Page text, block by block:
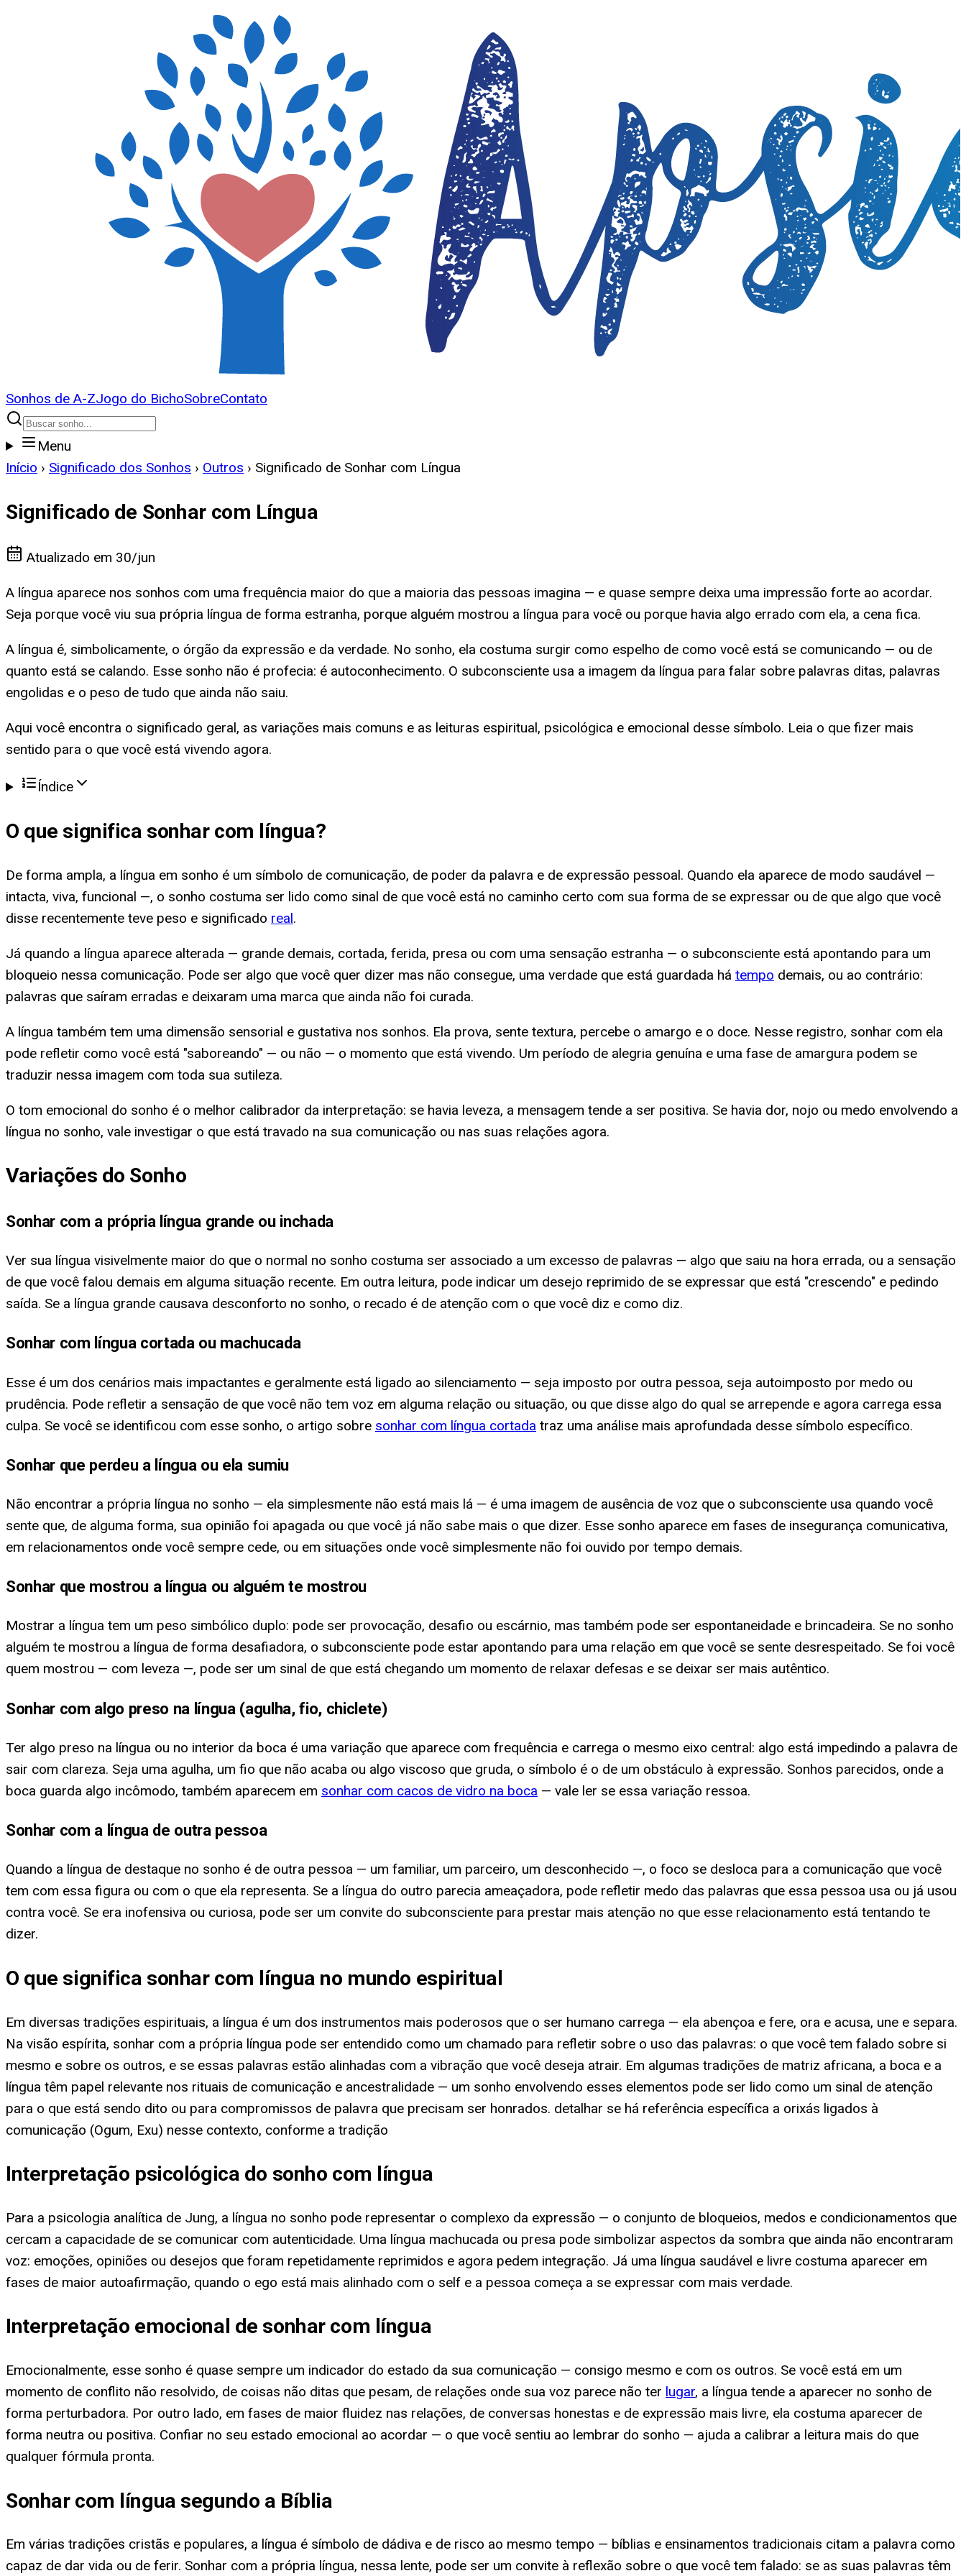
Sonhos de A-ZJogo do BichoSobreContato
Menu
Início › Significado dos Sonhos › Outros › Significado de Sonhar com Língua
Significado de Sonhar com Língua
Atualizado em 30/jun
A língua aparece nos sonhos com uma frequência maior do que a maioria das pessoas imagina — e quase sempre deixa uma impressão forte ao acordar.
Seja porque você viu sua própria língua de forma estranha, porque alguém mostrou a língua para você ou porque havia algo errado com ela, a cena fica.
A língua é, simbolicamente, o órgão da expressão e da verdade. No sonho, ela costuma surgir como espelho de como você está se comunicando — ou de
quanto está se calando. Esse sonho não é profecia: é autoconhecimento. O subconsciente usa a imagem da língua para falar sobre palavras ditas, palavras
engolidas e o peso de tudo que ainda não saiu.
Aqui você encontra o significado geral, as variações mais comuns e as leituras espiritual, psicológica e emocional desse símbolo. Leia o que fizer mais
sentido para o que você está vivendo agora.
Índice
O que significa sonhar com língua?
De forma ampla, a língua em sonho é um símbolo de comunicação, de poder da palavra e de expressão pessoal. Quando ela aparece de modo saudável —
intacta, viva, funcional —, o sonho costuma ser lido como sinal de que você está no caminho certo com sua forma de se expressar ou de que algo que você
disse recentemente teve peso e significado real.
Já quando a língua aparece alterada — grande demais, cortada, ferida, presa ou com uma sensação estranha — o subconsciente está apontando para um
bloqueio nessa comunicação. Pode ser algo que você quer dizer mas não consegue, uma verdade que está guardada há tempo demais, ou ao contrário:
palavras que saíram erradas e deixaram uma marca que ainda não foi curada.
A língua também tem uma dimensão sensorial e gustativa nos sonhos. Ela prova, sente textura, percebe o amargo e o doce. Nesse registro, sonhar com ela
pode refletir como você está "saboreando" — ou não — o momento que está vivendo. Um período de alegria genuína e uma fase de amargura podem se
traduzir nessa imagem com toda sua sutileza.
O tom emocional do sonho é o melhor calibrador da interpretação: se havia leveza, a mensagem tende a ser positiva. Se havia dor, nojo ou medo envolvendo a
língua no sonho, vale investigar o que está travado na sua comunicação ou nas suas relações agora.
Variações do Sonho
Sonhar com a própria língua grande ou inchada
Ver sua língua visivelmente maior do que o normal no sonho costuma ser associado a um excesso de palavras — algo que saiu na hora errada, ou a sensação
de que você falou demais em alguma situação recente. Em outra leitura, pode indicar um desejo reprimido de se expressar que está "crescendo" e pedindo
saída. Se a língua grande causava desconforto no sonho, o recado é de atenção com o que você diz e como diz.
Sonhar com língua cortada ou machucada
Esse é um dos cenários mais impactantes e geralmente está ligado ao silenciamento — seja imposto por outra pessoa, seja autoimposto por medo ou
prudência. Pode refletir a sensação de que você não tem voz em alguma relação ou situação, ou que disse algo do qual se arrepende e agora carrega essa
culpa. Se você se identificou com esse sonho, o artigo sobre sonhar com língua cortada traz uma análise mais aprofundada desse símbolo específico.
Sonhar que perdeu a língua ou ela sumiu
Não encontrar a própria língua no sonho — ela simplesmente não está mais lá — é uma imagem de ausência de voz que o subconsciente usa quando você
sente que, de alguma forma, sua opinião foi apagada ou que você já não sabe mais o que dizer. Esse sonho aparece em fases de insegurança comunicativa,
em relacionamentos onde você sempre cede, ou em situações onde você simplesmente não foi ouvido por tempo demais.
Sonhar que mostrou a língua ou alguém te mostrou
Mostrar a língua tem um peso simbólico duplo: pode ser provocação, desafio ou escárnio, mas também pode ser espontaneidade e brincadeira. Se no sonho
alguém te mostrou a língua de forma desafiadora, o subconsciente pode estar apontando para uma relação em que você se sente desrespeitado. Se foi você
quem mostrou — com leveza —, pode ser um sinal de que está chegando um momento de relaxar defesas e se deixar ser mais autêntico.
Sonhar com algo preso na língua (agulha, fio, chiclete)
Ter algo preso na língua ou no interior da boca é uma variação que aparece com frequência e carrega o mesmo eixo central: algo está impedindo a palavra de
sair com clareza. Seja uma agulha, um fio que não acaba ou algo viscoso que gruda, o símbolo é o de um obstáculo à expressão. Sonhos parecidos, onde a
boca guarda algo incômodo, também aparecem em sonhar com cacos de vidro na boca — vale ler se essa variação ressoa.
Sonhar com a língua de outra pessoa
Quando a língua de destaque no sonho é de outra pessoa — um familiar, um parceiro, um desconhecido —, o foco se desloca para a comunicação que você
tem com essa figura ou com o que ela representa. Se a língua do outro parecia ameaçadora, pode refletir medo das palavras que essa pessoa usa ou já usou
contra você. Se era inofensiva ou curiosa, pode ser um convite do subconsciente para prestar mais atenção no que esse relacionamento está tentando te
dizer.
O que significa sonhar com língua no mundo espiritual
Em diversas tradições espirituais, a língua é um dos instrumentos mais poderosos que o ser humano carrega — ela abençoa e fere, ora e acusa, une e separa.
Na visão espírita, sonhar com a própria língua pode ser entendido como um chamado para refletir sobre o uso das palavras: o que você tem falado sobre si
mesmo e sobre os outros, e se essas palavras estão alinhadas com a vibração que você deseja atrair. Em algumas tradições de matriz africana, a boca e a
língua têm papel relevante nos rituais de comunicação e ancestralidade — um sonho envolvendo esses elementos pode ser lido como um sinal de atenção
para o que está sendo dito ou para compromissos de palavra que precisam ser honrados. detalhar se há referência específica a orixás ligados à
comunicação (Ogum, Exu) nesse contexto, conforme a tradição
Interpretação psicológica do sonho com língua
Para a psicologia analítica de Jung, a língua no sonho pode representar o complexo da expressão — o conjunto de bloqueios, medos e condicionamentos que
cercam a capacidade de se comunicar com autenticidade. Uma língua machucada ou presa pode simbolizar aspectos da sombra que ainda não encontraram
voz: emoções, opiniões ou desejos que foram repetidamente reprimidos e agora pedem integração. Já uma língua saudável e livre costuma aparecer em
fases de maior autoafirmação, quando o ego está mais alinhado com o self e a pessoa começa a se expressar com mais verdade.
Interpretação emocional de sonhar com língua
Emocionalmente, esse sonho é quase sempre um indicador do estado da sua comunicação — consigo mesmo e com os outros. Se você está em um
momento de conflito não resolvido, de coisas não ditas que pesam, de relações onde sua voz parece não ter lugar, a língua tende a aparecer no sonho de
forma perturbadora. Por outro lado, em fases de maior fluidez nas relações, de conversas honestas e de expressão mais livre, ela costuma aparecer de
forma neutra ou positiva. Confiar no seu estado emocional ao acordar — o que você sentiu ao lembrar do sonho — ajuda a calibrar a leitura mais do que
qualquer fórmula pronta.
Sonhar com língua segundo a Bíblia
Em várias tradições cristãs e populares, a língua é símbolo de dádiva e de risco ao mesmo tempo — bíblias e ensinamentos tradicionais citam a palavra como
capaz de dar vida ou de ferir. Sonhar com a própria língua, nessa lente, pode ser um convite à reflexão sobre o que você tem falado: se as suas palavras têm